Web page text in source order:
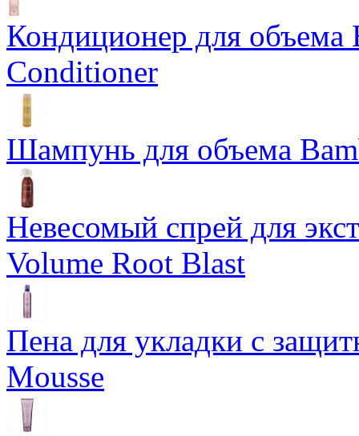
Кондиционер для объема
Conditioner
Шампунь для объема
Невесомый спрей для
Volume Root Blast
Пена для укладки с
Mousse